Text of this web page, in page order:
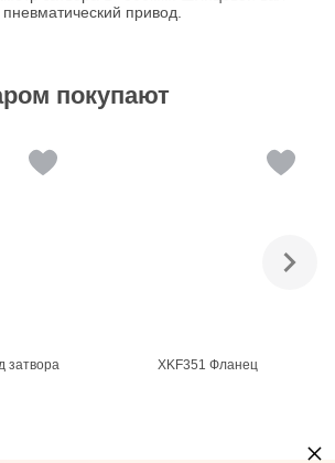
привод.
покупают
затвора XKF351 Фланец
×